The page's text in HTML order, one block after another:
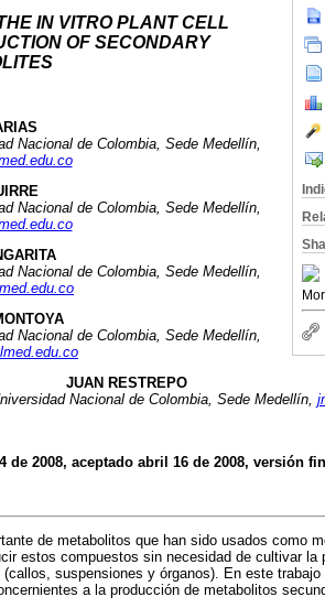
IN VITRO PLANT CELL
OF SECONDARY
Nacional de Colombia, Sede Medellín,
Nacional de Colombia, Sede Medellín,
Nacional de Colombia, Sede Medellín,
Nacional de Colombia, Sede Medellín,
JUAN RESTREPO
Nacional de Colombia, Sede Medellín,
de 2008, aceptado abril 16 de 2008, versión
de metabolitos que han sido usados como
estos compuestos sin necesidad de cultivar la
(callos, suspensiones y órganos). En este
a la producción de metabolitos